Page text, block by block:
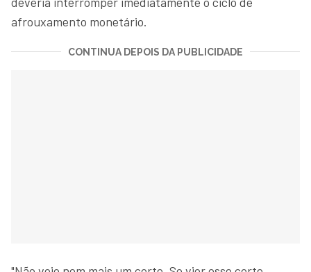
afrouxamento monetário.
CONTINUA DEPOIS DA PUBLICIDADE